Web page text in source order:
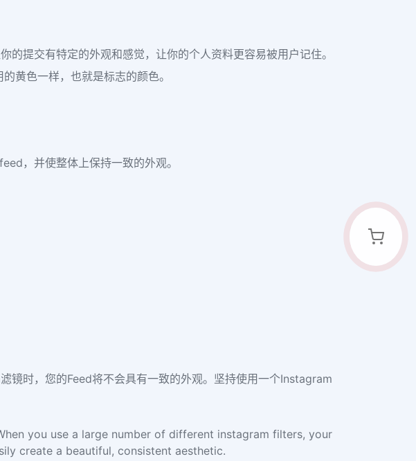
提交有特定的外观和感觉，让你的个人资料更容易被用户记住。
黄色一样，也就是标志的颜色。
，并使整体上保持一致的外观。
镜时，您的Feed将不会具有一致的外观。坚持使用一个Instagram
you use a large number of different instagram filters, your
create a beautiful, consistent aesthetic.